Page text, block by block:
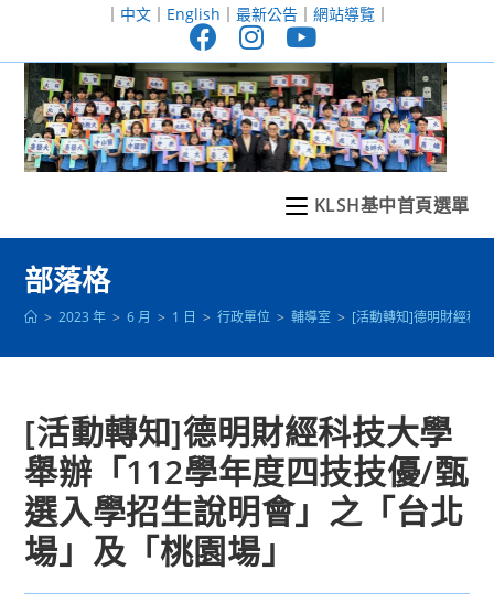
至
｜ 中文｜ English ｜ 最新公告｜ 網站導覽｜
KLSH基中首頁選單
部落格
> 2023 年 > 6 月 > 1 日 > 行政單位 > 輔導室 > [活動轉知]德明財經科
[活動轉知]德明財經科技大學
舉辦「112學年度四技技優/甄
選入學招生說明會」之「台北
場」及「桃園場」